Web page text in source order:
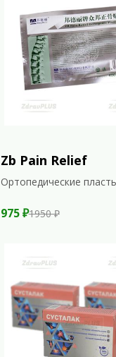
Zb Pain Relief
Ортопедические
975 ₽1950 ₽